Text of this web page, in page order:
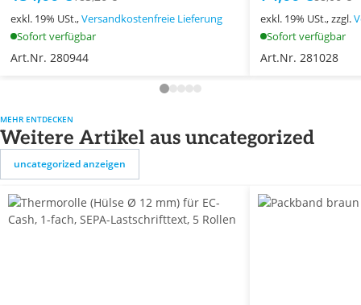
exkl. 19% USt.,Versandkostenfreie Lieferung
Sofort verfügbar
Art.Nr. 280944
exkl. 19% USt., zzgl.
Sofort verfügbar
Art.Nr. 281028
MEHR ENTDECKEN
Weitere Artikel aus uncategorized
uncategorized anzeigen